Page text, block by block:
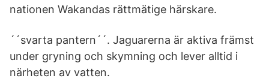
nationen Wakandas rättmätige härskare.
´´svarta pantern´´. Jaguarerna är aktiva främst
under gryning och skymning och lever alltid i
närheten av vatten.